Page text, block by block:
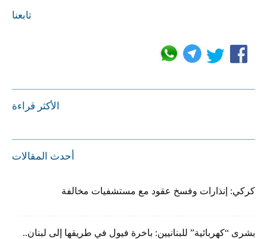
تابعنا
الأكثر قراءة
أحدث المقالات
كركي: إنذارات وفسخ عقود مع مستشفيات مخالفة
بشرى “كهربائية” للبنانيين: باخرة فيول في طريقها إلى لبنان..